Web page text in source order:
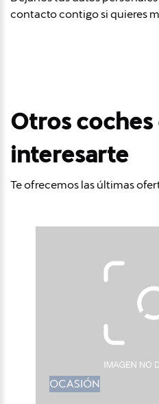
contacto contigo si quieres
Otros
interesarte
Te ofrecemos las últimas
OCASIÓN